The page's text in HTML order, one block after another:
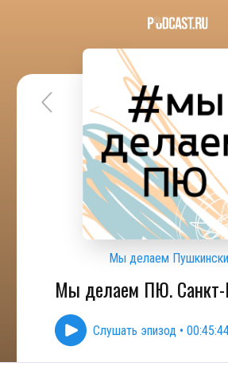
Мы делаем
Мы делаем ПЮ. Санкт-
Слушать эпизод •